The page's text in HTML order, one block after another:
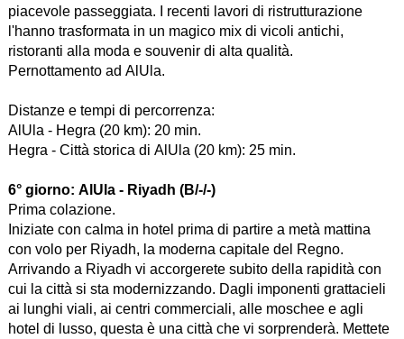
piacevole passeggiata. I recenti lavori di ristrutturazione
l'hanno trasformata in un magico mix di vicoli antichi,
ristoranti alla moda e souvenir di alta qualità.
Pernottamento ad AlUla.
Distanze e tempi di percorrenza:
AlUla - Hegra (20 km): 20 min.
Hegra - Città storica di AlUla (20 km): 25 min.
6° giorno: AlUla - Riyadh (B/-/-)
Prima colazione.
Iniziate con calma in hotel prima di partire a metà mattina
con volo per Riyadh, la moderna capitale del Regno.
Arrivando a Riyadh vi accorgerete subito della rapidità con
cui la città si sta modernizzando. Dagli imponenti grattacieli
ai lunghi viali, ai centri commerciali, alle moschee e agli
hotel di lusso, questa è una città che vi sorprenderà. Mettete